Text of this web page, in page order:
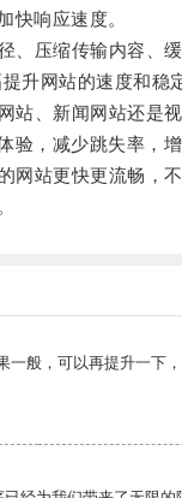
快响应速度。
压缩传输内容、缓
升网站的速度和稳
、新闻网站还是视
验，减少跳失率，增
站更快更流畅，不
一般，可以再提升一下